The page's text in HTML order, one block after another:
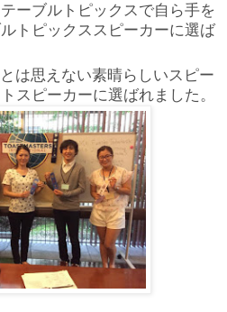
ーブルトピックスで自ら手を
トピックススピーカーに選ば
は思えない素晴らしいスピー
スピーカーに選ばれました。